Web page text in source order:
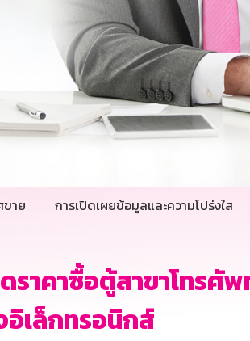
ขาย การเปิดเผยข้อมูลและความโปร่งใส
ดราคาซื้อตู้สาขาโทร
เล็กทรอนิกส์